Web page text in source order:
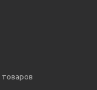
товаров